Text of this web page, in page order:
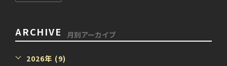
ARCHIVE 月別アーカイブ
2026年 (9)